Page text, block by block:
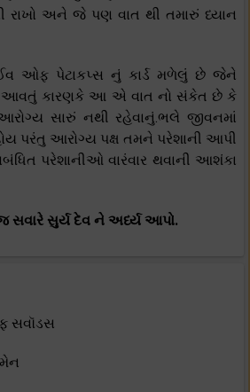
રાખો અને જે પણ વાત થી તમારું ધ્યાન
ઓફ પેટાકપ્સ નું કાર્ડ મળેલું છે જેને
આવતું કારણકે આ એ વાત નો સંકેત છે કે
સારું નથી રહેવાનું.ભલે જીવનમાં
પરંતુ આરોગ્ય પક્ષ તમને પરેશાની આપી
પરેશાનીઓ વારંવાર થવાની આશંકા
સવારે સુર્ય દેવ ને અર્ધ્ય આપો.
સવૉડસ